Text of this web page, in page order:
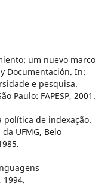
um nuevo marco
Documentación. In:
e pesquisa.
Paulo: FAPESP, 2001.
política de indexação.
UFMG, Belo
1994.